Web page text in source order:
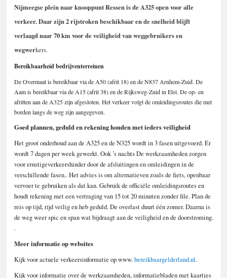
Nijmeegse plein naar knooppunt Ressen is de A325 open voor alle
verkeer. Daar zijn 2 rijstroken beschikbaar en de snelheid blijft
verlaagd naar 70 km voor de veiligheid van weggebruikers en
wegwerkers.
Bereikbaarheid bedrijventerreinen
De Overmaat is bereikbaar via de A50 (afrit 18) en de N837 Arnhem-Zuid. De
Aam is bereikbaar via de A15 (afrit 38) en de Rijksweg-Zuid in Elst. De op- en
afritten aan de A325 zijn afgesloten. Het verkeer volgt de omleidingsroutes die met
borden langs de weg zijn aangegeven.
Goed plannen, geduld en rekening houden met ieders veiligheid
Het groot onderhoud aan de A325 en de N325 wordt in 3 fasen uitgevoerd. Er
wordt 7 dagen per week gewerkt. Ook ’s nachts De werkzaamheden zorgen
voor ernstigeverkeershinder door de afsluitingen en omleidingen in de
verschillende fasen.. Het advies is om alternatieven zoals de fiets, openbaar
vervoer te gebruiken als dat kan. Gebruik de officiële omleidingsroutes en
houdt rekening met een vertraging van 15 tot 20 minuten zonder file. Plan de
reis op tijd, rijd veilig en heb geduld. De overlast duurt één zomer. Daarna is
de weg weer spic en span wat bijdraagt aan de veiligheid en de doorstroming.
.
Meer informatie op websites
Kijk voor actuele verkeersinformatie op www. bereikbaargelderland.nl.
Kijk voor informatie over de werkzaamheden, informatiebladen met kaartjes